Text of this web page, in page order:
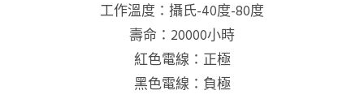
工作溫度：攝氏-40度-80度
壽命：20000小時
紅色電線：正極
黑色電線：負極